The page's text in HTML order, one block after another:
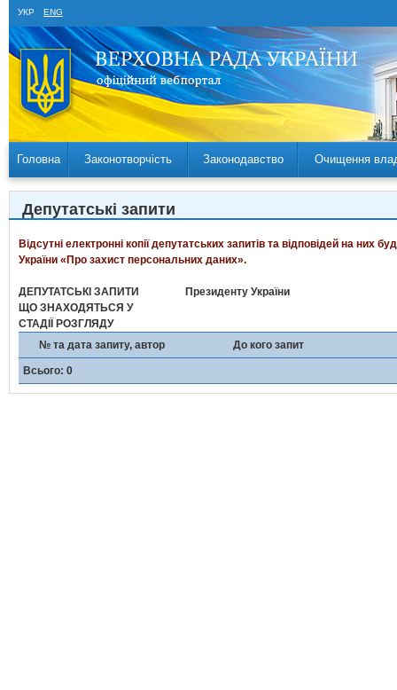
УКР ENG
Головна Законотворчість Законодавство Очищення
Депутатські запити
Відсутні електронні копії депутатських запитів та відповідей на
України «Про захист персональних даних».
ДЕПУТАТСЬКІ ЗАПИТИ
ЩО ЗНАХОДЯТЬСЯ У
СТАДІЇ РОЗГЛЯДУ
Президенту України
№ та дата запиту, автор До кого запит
Всього: 0